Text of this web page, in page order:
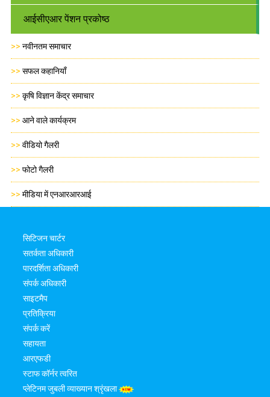
आईसीएआर पेंशन प्रकोष्ठ
>> नवीनतम समाचार
>> सफल कहानियाँ
>> कृषि विज्ञान केंद्र समाचार
>> आने वाले कार्यक्रम
>> वीडियो गैलरी
>> फोटो गैलरी
>> मीडिया में एनआरआरआई
सिटिजन चार्टर
सतर्कता अधिकारी
पारदर्शिता अधिकारी
संपर्क अधिकारी
साइटमैप
प्रतिक्रिया
संपर्क करें
सहायता
आरएफडी
स्टाफ कॉर्नर त्वरित
प्लेटिनम जुबली व्याख्यान श्रृंखला